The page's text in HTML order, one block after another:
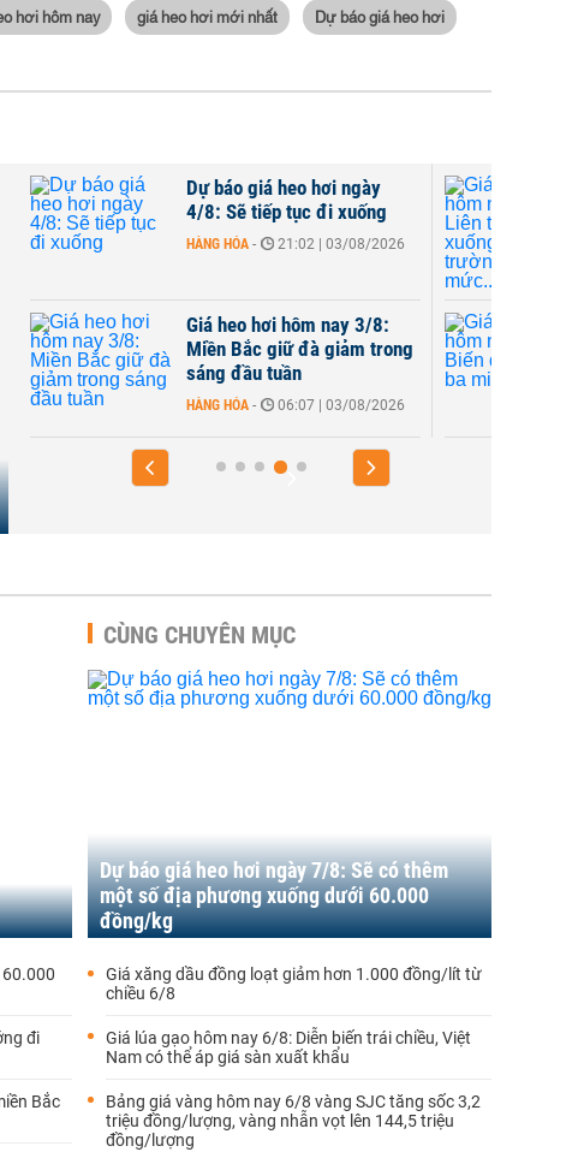
hơi hôm nay giá heo hơi mới nhất Dự báo giá heo hơi
Dự báo giá heo hơi ngày
4/8: Sẽ tiếp tục đi xuống
HÀNG HÓA - 21:02 | 03/08/2026
Giá heo hơi hôm nay 3/8:
Miền Bắc giữ đà giảm trong
sáng đầu tuần
HÀNG HÓA - 06:07 | 03/08/2026
đi
Bắc
CÙNG CHUYÊN MỤC
Dự báo giá heo hơi ngày 7/8: Sẽ có thêm
một số địa phương xuống dưới 60.000
đồng/kg
Giá xăng dầu đồng loạt giảm hơn 1.000 đồng/lít từ
chiều 6/8
Giá lúa gạo hôm nay 6/8: Diễn biến trái chiều, Việt
Nam có thể áp giá sàn xuất khẩu
Bảng giá vàng hôm nay 6/8 vàng SJC tăng sốc 3,2
triệu đồng/lượng, vàng nhẫn vọt lên 144,5 triệu
đồng/lượng